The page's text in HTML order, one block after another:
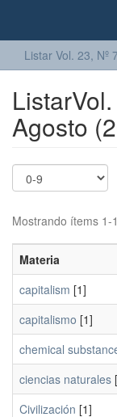
Listar Vol. 23, Nº
Agosto
Mostrando ítems 1-
Materia
capitalism [1]
capitalismo [1]
chemical
ciencias naturales
Civilización [1]